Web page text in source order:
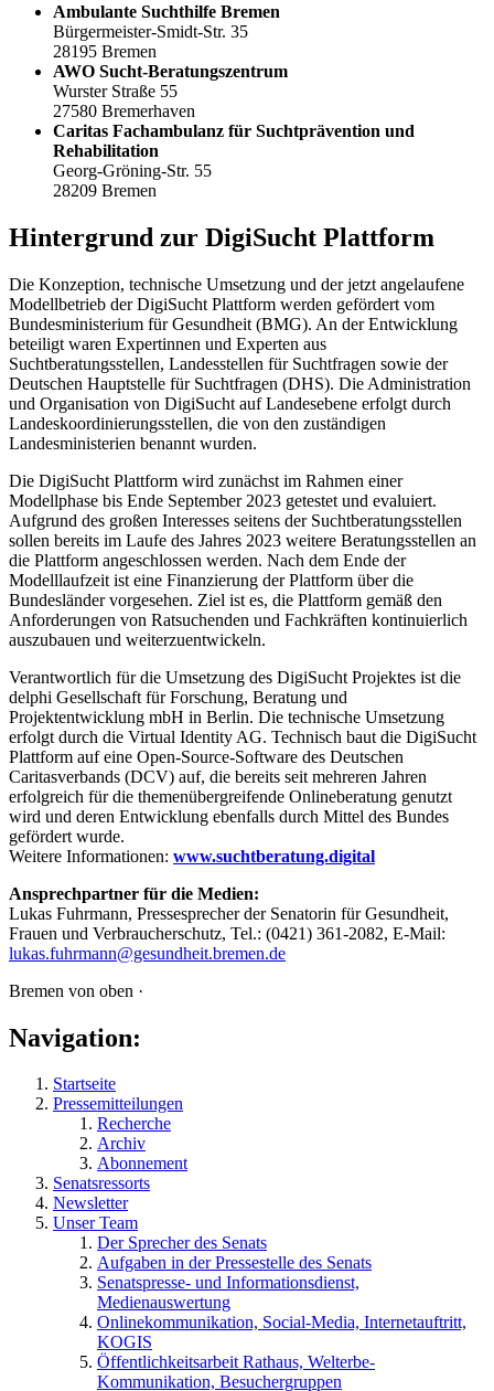
Ambulante Suchthilfe Bremen
Bürgermeister-Smidt-Str. 35
28195 Bremen
AWO Sucht-Beratungszentrum
Wurster Straße 55
27580 Bremerhaven
Caritas Fachambulanz für Suchtprävention und
Rehabilitation
Georg-Gröning-Str. 55
28209 Bremen
Hintergrund zur DigiSucht Plattform
Die Konzeption, technische Umsetzung und der jetzt angelaufene
Modellbetrieb der DigiSucht Plattform werden gefördert vom
Bundesministerium für Gesundheit (BMG). An der Entwicklung
beteiligt waren Expertinnen und Experten aus
Suchtberatungsstellen, Landesstellen für Suchtfragen sowie der
Deutschen Hauptstelle für Suchtfragen (DHS). Die Administration
und Organisation von DigiSucht auf Landesebene erfolgt durch
Landeskoordinierungsstellen, die von den zuständigen
Landesministerien benannt wurden.
Die DigiSucht Plattform wird zunächst im Rahmen einer
Modellphase bis Ende September 2023 getestet und evaluiert.
Aufgrund des großen Interesses seitens der Suchtberatungsstellen
sollen bereits im Laufe des Jahres 2023 weitere Beratungsstellen an
die Plattform angeschlossen werden. Nach dem Ende der
Modelllaufzeit ist eine Finanzierung der Plattform über die
Bundesländer vorgesehen. Ziel ist es, die Plattform gemäß den
Anforderungen von Ratsuchenden und Fachkräften kontinuierlich
auszubauen und weiterzuentwickeln.
Verantwortlich für die Umsetzung des DigiSucht Projektes ist die
delphi Gesellschaft für Forschung, Beratung und
Projektentwicklung mbH in Berlin. Die technische Umsetzung
erfolgt durch die Virtual Identity AG. Technisch baut die DigiSucht
Plattform auf eine Open-Source-Software des Deutschen
Caritasverbands (DCV) auf, die bereits seit mehreren Jahren
erfolgreich für die themenübergreifende Onlineberatung genutzt
wird und deren Entwicklung ebenfalls durch Mittel des Bundes
gefördert wurde.
Weitere Informationen: www.suchtberatung.digital
Ansprechpartner für die Medien:
Lukas Fuhrmann, Pressesprecher der Senatorin für Gesundheit,
Frauen und Verbraucherschutz, Tel.: (0421) 361-2082, E-Mail:
lukas.fuhrmann@gesundheit.bremen.de
Bremen von oben ·
Navigation:
Startseite
Pressemitteilungen
Recherche
Archiv
Abonnement
Senatsressorts
Newsletter
Unser Team
Der Sprecher des Senats
Aufgaben in der Pressestelle des Senats
Senatspresse- und Informationsdienst,
Medienauswertung
Onlinekommunikation, Social-Media, Internetauftritt,
KOGIS
Öffentlichkeitsarbeit Rathaus, Welterbe-
Kommunikation, Besuchergruppen